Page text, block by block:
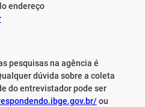
endereço
pesquisas na agência é
dúvida sobre a coleta
do entrevistador pode ser
ou